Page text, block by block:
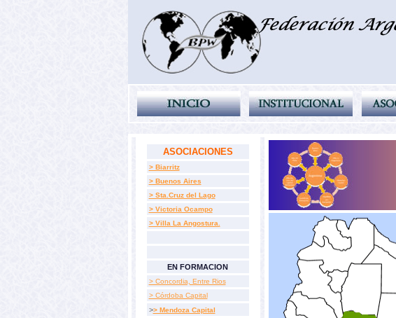
ASOCIACIONES
> Biarritz
> Buenos Aires
> Sta.Cruz del Lago
> Victoria Ocampo
> Villa La Angostura.
EN FORMACION
> Concordia, Entre Rios
> Córdoba Capital
>> Mendoza Capital